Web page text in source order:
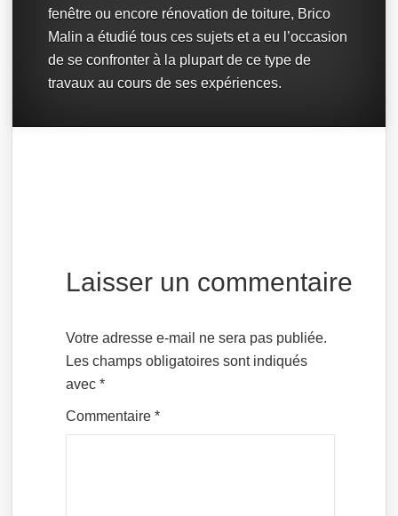
fenêtre ou encore rénovation de toiture, Brico
Malin a étudié tous ces sujets et a eu l’occasion
de se confronter à la plupart de ce type de
travaux au cours de ses expériences.
Laisser un commentaire
Votre adresse e-mail ne sera pas publiée.
Les champs obligatoires sont indiqués
avec*
Commentaire*